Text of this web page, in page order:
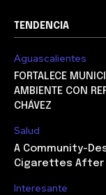
TENDENCIA
Aguascalientes
FORTALECE
AMBIENTE CON
CHÁVEZ
Salud
A Community-
Cigarettes After
Interesante